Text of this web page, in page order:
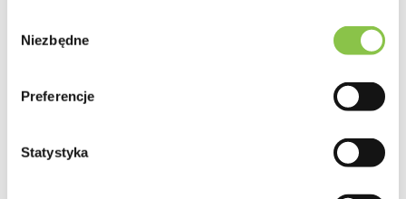
zgody
Niezbędne
Preferencje
Statystyka
Critical Mass x CBD dominant plant
Indoor